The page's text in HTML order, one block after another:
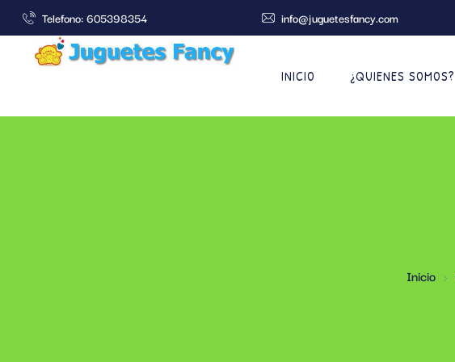
Telefono: 605398354 info@juguetesfancy.com
INICIO ¿QUIENES SOMOS?
Inicio